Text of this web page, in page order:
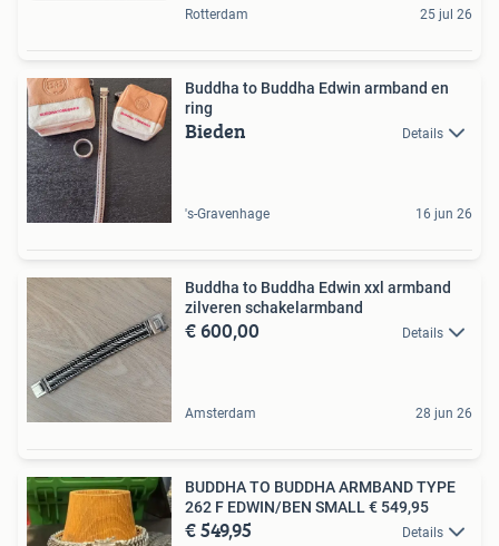
Rotterdam 25 jul 26
Buddha to Buddha Edwin armband en
ring
Bieden Details
's-Gravenhage 16 jun 26
Buddha to Buddha Edwin xxl armband
zilveren schakelarmband
€ 600,00 Details
Amsterdam 28 jun 26
BUDDHA TO BUDDHA ARMBAND TYPE
262 F EDWIN/BEN SMALL € 549,95
€ 549,95 Details